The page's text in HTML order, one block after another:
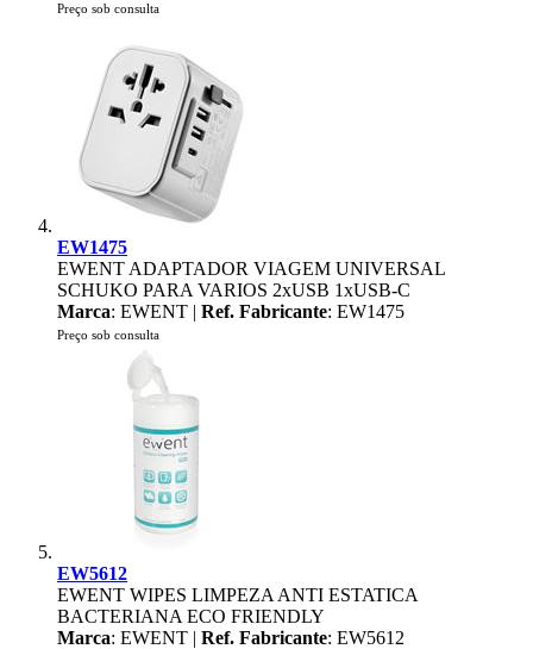
Preço sob consulta
EW1475
EWENT ADAPTADOR VIAGEM UNIVERSAL
SCHUKO PARA VARIOS 2xUSB 1xUSB-C
Marca: EWENT | Ref. Fabricante: EW1475
Preço sob consulta
EW5612
EWENT WIPES LIMPEZA ANTI ESTATICA
BACTERIANA ECO FRIENDLY
Marca: EWENT | Ref. Fabricante: EW5612